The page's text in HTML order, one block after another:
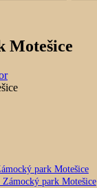
Motešice
park Motešice
park Motešice